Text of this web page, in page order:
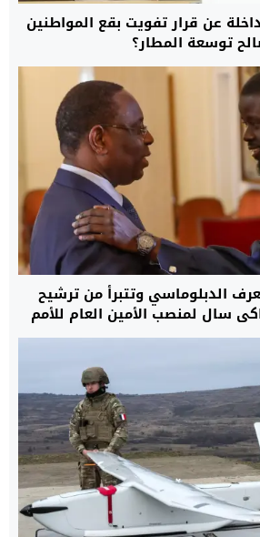
عن قرار تفويت بقع المواطنين
توسعة المطار؟
الدبلوماسي وتتبرأ من ترشيح
سال لمنصب الأمين العام للأمم
المتحدة